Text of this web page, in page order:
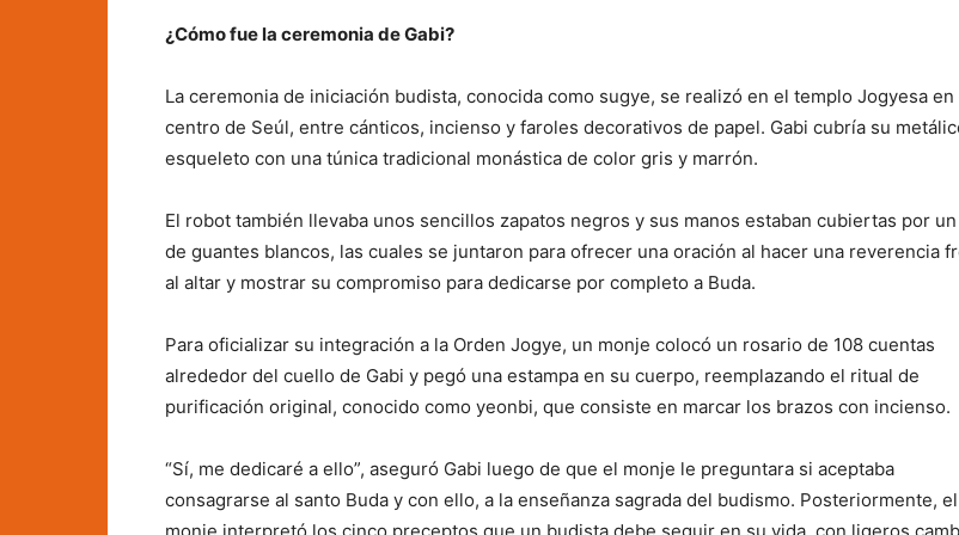
¿Cómo fue la ceremonia de Gabi?
La ceremonia de iniciación budista, conocida como sugye, se realizó en el templo Jogyesa en
centro de Seúl, entre cánticos, incienso y faroles decorativos de papel. Gabi cubría su
esqueleto con una túnica tradicional monástica de color gris y marrón.
El robot también llevaba unos sencillos zapatos negros y sus manos estaban cubiertas por
de guantes blancos, las cuales se juntaron para ofrecer una oración al hacer una reverencia
al altar y mostrar su compromiso para dedicarse por completo a Buda.
Para oficializar su integración a la Orden Jogye, un monje colocó un rosario de 108 cuentas
alrededor del cuello de Gabi y pegó una estampa en su cuerpo, reemplazando el ritual de
purificación original, conocido como yeonbi, que consiste en marcar los brazos con incienso.
“Sí, me dedicaré a ello”, aseguró Gabi luego de que el monje le preguntara si aceptaba
consagrarse al santo Buda y con ello, a la enseñanza sagrada del budismo. Posteriormente, el